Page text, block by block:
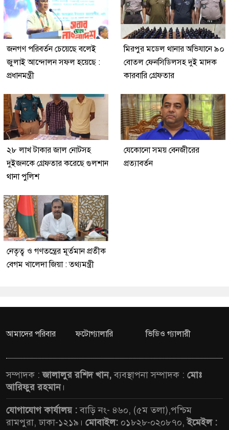
জনগণ পরিবর্তন চেয়েছে বলেই
জুলাই আন্দোলন সফল হয়েছে :
প্রধানমন্ত্রী
মিরপুর মডেল থানার অভিযানে ৯০
বোতল ফেনসিডিলসহ দুই মাদক
কারবারি গ্রেফতার
২৮ লাখ টাকার জাল নোটসহ
দুইজনকে গ্রেফতার করেছে গুলশান
থানা পুলিশ
যেকোনো সময় বেনজীরের
প্রত্যাবর্তন
নেতৃত্ব ও গণতন্ত্রের মূর্তমান প্রতীক
বেগম খালেদা জিয়া : তথ্যমন্ত্রী
আমাদের পরিবার ফটোগ্যালারি ভিডিও গ্যালারী
সম্পাদক :জালালুর রশিদ খান,ব্যবস্থাপনা সম্পাদক : মোঃ
আরিফুর রহমান।
যোগাযোগ কার্যালয় :বাড়ি নং- ৪৬০, (৫ম তলা),পশ্চিম
রামপুরা, ঢাকা-১২১৯। মোবাইল: ০১৮২৮-০২০৮৭০,ইমেইল :